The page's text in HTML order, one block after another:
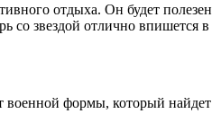
отдыха. Он будет
со звездой отлично
формы, который